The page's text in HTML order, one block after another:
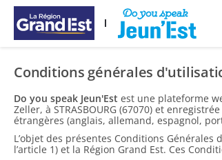
Overslaan naar hoofdinhoud
Conditions générales
Do you speak Jeun'Est est une plateforme
Zeller, à STRASBOURG (67070) et
étrangères (anglais, allemand, espagnol,
L’objet des présentes Conditions Générales
l’article 1) et la Région Grand Est. Ces